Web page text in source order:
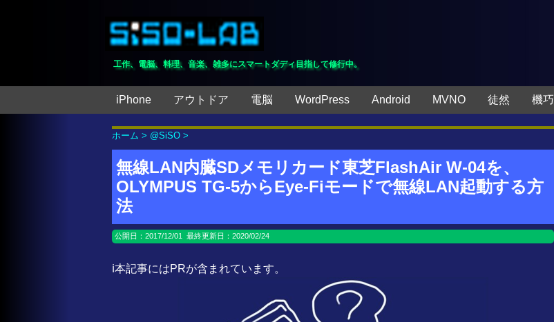
工作、電脳、料理、音楽、雑多にスマートダディ目指して修行中。
iPhone アウトドア 電脳 WordPress Android MVNO 徒然 機巧
ホーム > @SiSO >
無線LAN内臓SDメモリカード東芝FlashAir W-04を、
OLYMPUS TG-5からEye-Fiモードで無線LAN起動する方
法
公開日： 2017/12/01 最終更新日：2020/02/24
ℹ️本記事にはPRが含まれています。